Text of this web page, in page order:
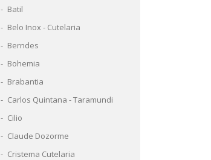
Batil
Belo Inox - Cutelaria
Berndes
Bohemia
Brabantia
Carlos Quintana - Taramundi
Cilio
Claude Dozorme
Cristema Cutelaria